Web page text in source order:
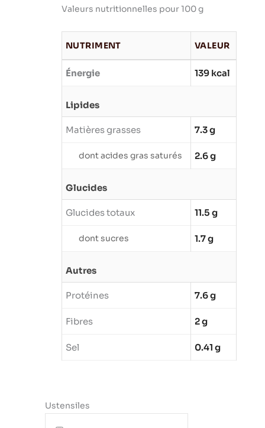
Valeurs nutritionnelles pour 100 g
NUTRIMENT VALEUR
Énergie 139 kcal
Lipides
Matières grasses 7.3 g
dont acides gras saturés 2.6 g
Glucides
Glucides totaux 11.5 g
dont sucres 1.7 g
Autres
Protéines 7.6 g
Fibres 2 g
Sel 0.41 g
Ustensiles